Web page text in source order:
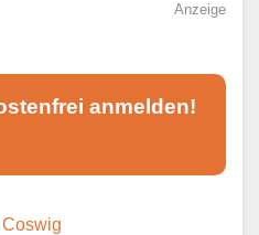
Anzeige
anmelden!
lediglich zur